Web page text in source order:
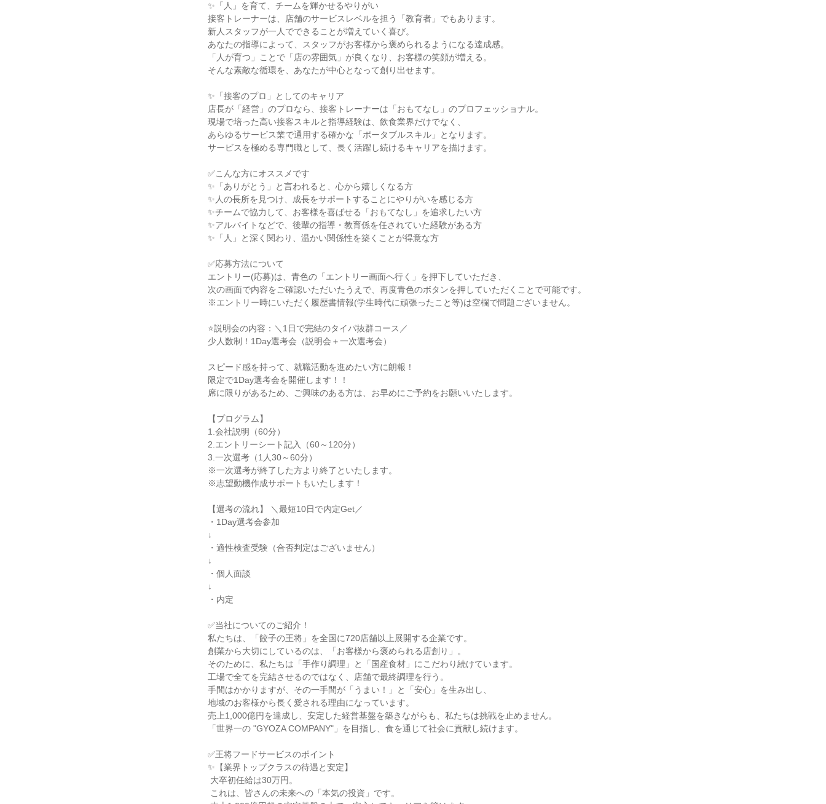
✨「人」を育て、チームを輝かせるやりがい
接客トレーナーは、店舗のサービスレベルを担う「教育者」でもあります。
新人スタッフが一人でできることが増えていく喜び。
あなたの指導によって、スタッフがお客様から褒められるようになる達成感。
「人が育つ」ことで「店の雰囲気」が良くなり、お客様の笑顔が増える。
そんな素敵な循環を、あなたが中心となって創り出せます。
✨「接客のプロ」としてのキャリア
店長が「経営」のプロなら、接客トレーナーは「おもてなし」のプロフェッショナル。
現場で培った高い接客スキルと指導経験は、飲食業界だけでなく、
あらゆるサービス業で通用する確かな「ポータブルスキル」となります。
サービスを極める専門職として、長く活躍し続けるキャリアを描けます。
✅こんな方にオススメです
✨「ありがとう」と言われると、心から嬉しくなる方
✨人の長所を見つけ、成長をサポートすることにやりがいを感じる方
✨チームで協力して、お客様を喜ばせる「おもてなし」を追求したい方
✨アルバイトなどで、後輩の指導・教育係を任されていた経験がある方
✨「人」と深く関わり、温かい関係性を築くことが得意な方
✅応募方法について
エントリー(応募)は、青色の「エントリー画面へ行く」を押下していただき、
次の画面で内容をご確認いただいたうえで、再度青色のボタンを押していただくことで可能です。
※エントリー時にいただく履歴書情報(学生時代に頑張ったこと等)は空欄で問題ございません。
⭐説明会の内容：＼1日で完結のタイパ抜群コース／
少人数制！1Day選考会（説明会＋一次選考会）
スピード感を持って、就職活動を進めたい方に朗報！
限定で1Day選考会を開催します！！
席に限りがあるため、ご興味のある方は、お早めにご予約をお願いいたします。
【プログラム】
1.会社説明（60分）
2.エントリーシート記入（60～120分）
3.一次選考（1人30～60分）
※一次選考が終了した方より終了といたします。
※志望動機作成サポートもいたします！
【選考の流れ】 ＼最短10日で内定Get／
・1Day選考会参加
↓
・適性検査受験（合否判定はございません）
↓
・個人面談
↓
・内定
✅当社についてのご紹介！
私たちは、「餃子の王将」を全国に720店舗以上展開する企業です。
創業から大切にしているのは、「お客様から褒められる店創り」。
そのために、私たちは「手作り調理」と「国産食材」にこだわり続けています。
工場で全てを完結させるのではなく、店舗で最終調理を行う。
手間はかかりますが、その一手間が「うまい！」と「安心」を生み出し、
地域のお客様から長く愛される理由になっています。
売上1,000億円を達成し、安定した経営基盤を築きながらも、私たちは挑戦を止めません。
「世界一の "GYOZA COMPANY"」を目指し、食を通じて社会に貢献し続けます。
✅王将フードサービスのポイント
✨【業界トップクラスの待遇と安定】